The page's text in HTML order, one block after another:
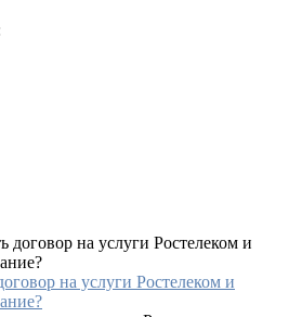
на услуги Ростелеком и